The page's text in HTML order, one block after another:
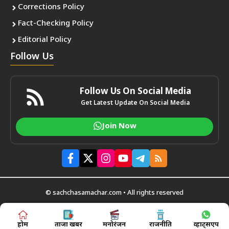
Corrections Policy
Fact-Checking Policy
Editorial Policy
Follow Us
Follow Us On Social Media
Get Latest Update On Social Media
Join Now
© sachchasamachar.com • All rights reserved
होम ताजा खबर मनोरंजन राजनीति व्हाट्सएप